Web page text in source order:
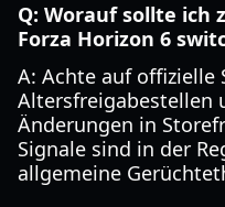
Q: Worauf sollte ich
Forza Horizon 6
A: Achte auf offizielle
Altersfreigabestellen
Änderungen in
Signale sind in der
allgemeine